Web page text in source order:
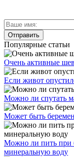
Популярные статьи
Очень активные
Если живот
Можно ли спутать
Может быть
Можно ли пить при
минеральную воду